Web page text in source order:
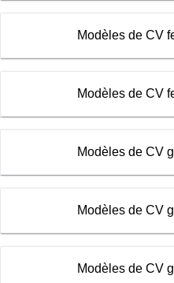
Modèles de CV
Modèles de CV
Modèles de CV
Modèles de CV
Modèles de CV